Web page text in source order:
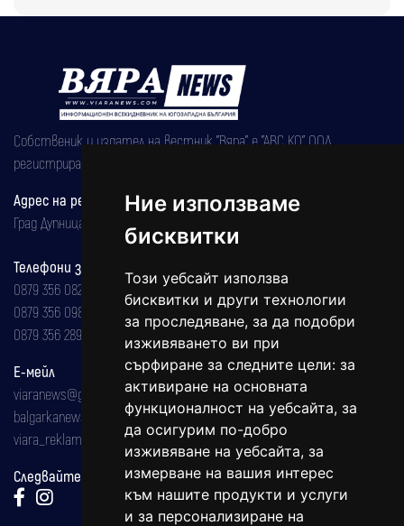
Ние използваме
бисквитки
Този уебсайт използва
бисквитки и други технологии
за проследяване, за да подобри
изживяването ви при
сърфиране за следните цели: за
активиране на основната
функционалност на уебсайта, за
да осигурим по-добро
изживяване на уебсайта, за
измерване на вашия интерес
към нашите продукти и услуги
и за персонализиране на
Собственик и издател на вестник "Вяра" е "АВС КО" ООД,
регистрирана на 08.05.2002 година.
Адрес на редакцията
Град Дупница, ул.''Христо Ботев" 43
Телефони за реклама и абонаменти
0879 356 082
0879 356 098
0879 356 289
Е-мейл
viaranews@gmail.com
balgarkanews@gmail.com
viara_reklama@mail.bg
Следвайте ни: